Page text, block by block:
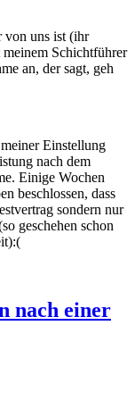
von uns ist (ihr
Schichtführer
an, der sagt, geh
Einstellung
nach dem
Einige Wochen
beschlossen, dass
sondern nur
geschehen schon
nach einer